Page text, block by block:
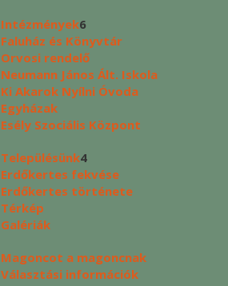
Intézmények6
Faluház és Könyvtár
Orvosi rendelő
Neumann János Ált. Iskola
Ki Akarok Nyílni Óvoda
Egyházak
Esély Szociális Központ
Településünk4
Erdőkertes fekvése
Erdőkertes története
Térkép
Galériák
Magoncot a magoncnak
Választási információk